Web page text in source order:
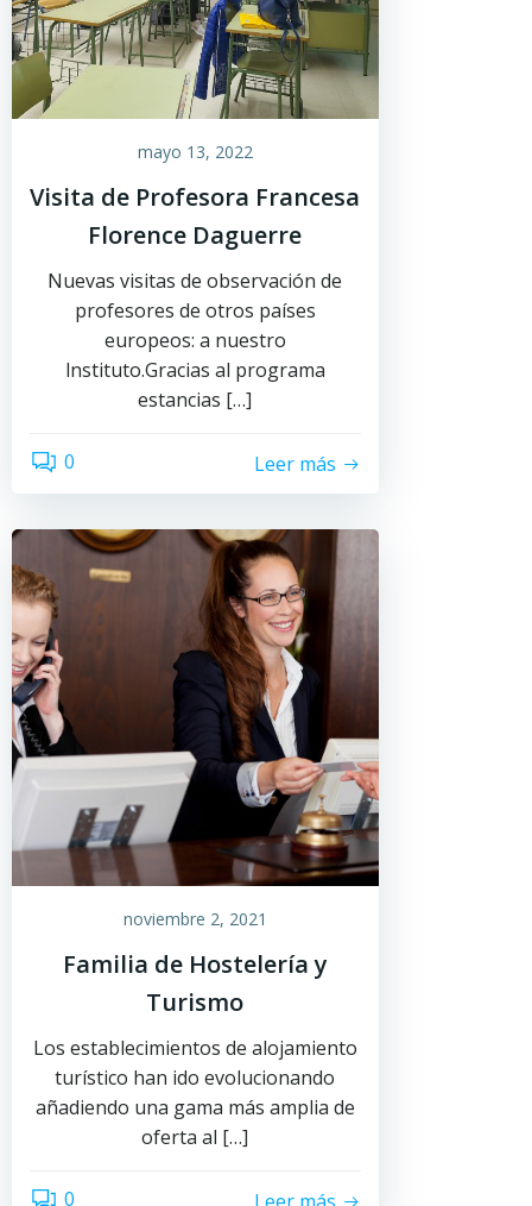
mayo 13, 2022
Visita de Profesora Francesa
Florence Daguerre
Nuevas visitas de observación de
profesores de otros países
europeos: a nuestro
lnstituto.Gracias al programa
estancias […]
0 Leer más
noviembre 2, 2021
Familia de Hostelería y
Turismo
Los establecimientos de alojamiento
turístico han ido evolucionando
añadiendo una gama más amplia de
oferta al […]
0 Leer más